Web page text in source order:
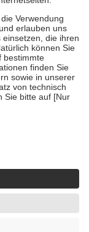
unterstützen,
18. Lebensjahr
die von der
Bewertungen
künstlicher